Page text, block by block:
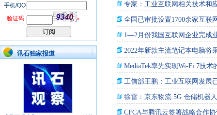
手机/QQ
验证码:
*
讯石独家报道